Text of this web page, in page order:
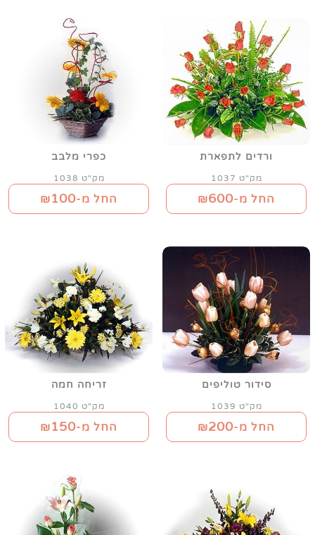
ורדים לתפארת
מק"ט 1037
החל מ-₪600
כפרי מלבב
מק"ט 1038
החל מ-₪100
סידור טוליפים
מק"ט 1039
החל מ-₪200
זריחה חמה
מק"ט 1040
החל מ-₪150